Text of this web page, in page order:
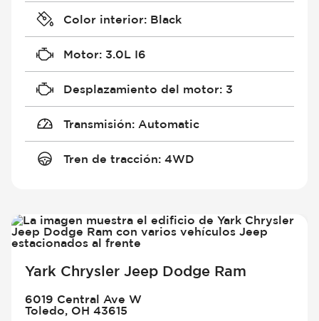
Color interior: Black
Motor: 3.0L I6
Desplazamiento del motor: 3
Transmisión: Automatic
Tren de tracción: 4WD
Yark Chrysler Jeep Dodge Ram
6019 Central Ave W
Toledo, OH 43615